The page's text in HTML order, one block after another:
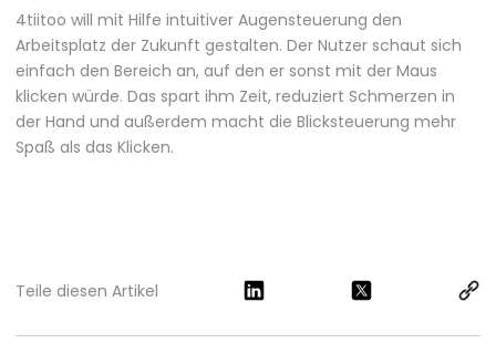
4tiitoo will mit Hilfe intuitiver Augensteuerung den
Arbeitsplatz der Zukunft gestalten. Der Nutzer schaut sich
einfach den Bereich an, auf den er sonst mit der Maus
klicken würde. Das spart ihm Zeit, reduziert Schmerzen in
der Hand und außerdem macht die Blicksteuerung mehr
Spaß als das Klicken.
Teile diesen Artikel